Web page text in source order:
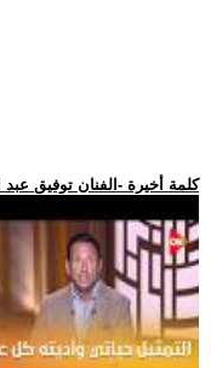
.. كلمة أخيرة -الفنان توفيق